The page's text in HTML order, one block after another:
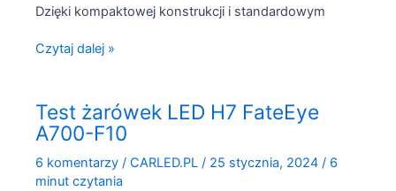
Dzięki kompaktowej konstrukcji i standardowym
Test
LED
H7
Ultinon
Access
Czytaj dalej »
Test żarówek LED H7 FateEye
A700-F10
6 komentarzy / CARLED.PL / 25 stycznia, 2024 / 6
minut czytania